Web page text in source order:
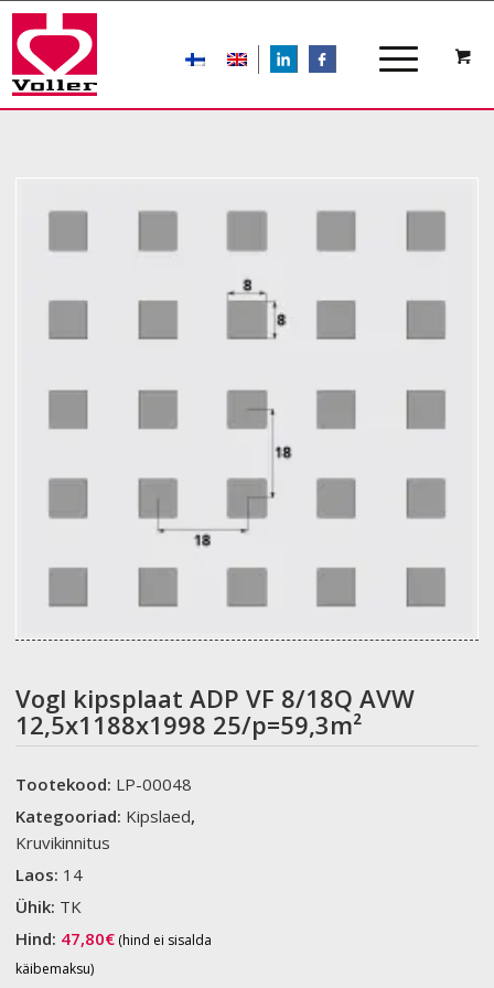
LIn
Vogl kipsplaat ADP VF 8/18Q AVW
12,5x1188x1998 25/p=59,3m²
Tootekood: LP-00048
Kategooriad: Kipslaed,
Kruvikinnitus
Laos: 14
Ühik: TK
Hind: 47,80€ (hind ei sisalda
käibemaksu)